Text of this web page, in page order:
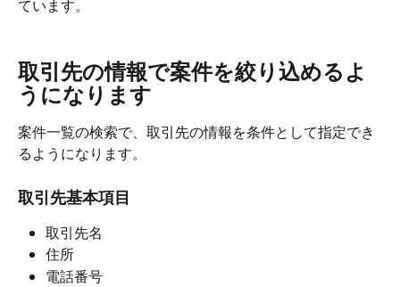
ています。
取引先の情報で案件を絞り込めるよ
うになります
案件一覧の検索で、取引先の情報を条件として指定でき
るようになります。
取引先基本項目
取引先名
住所
電話番号